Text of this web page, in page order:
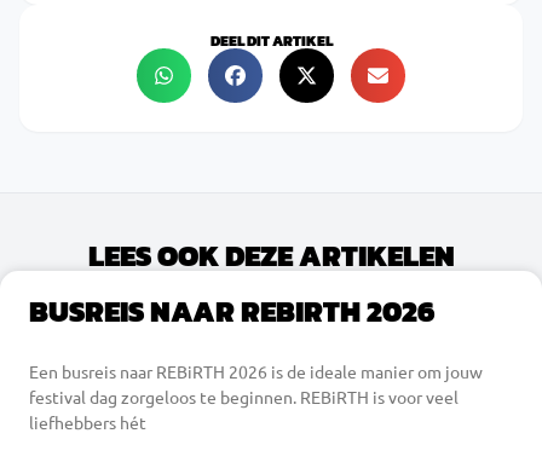
DEEL DIT ARTIKEL
LEES OOK DEZE ARTIKELEN
BUSREIS NAAR REBIRTH 2026
Een busreis naar REBiRTH 2026 is de ideale manier om jouw
festival dag zorgeloos te beginnen. REBiRTH is voor veel
liefhebbers hét